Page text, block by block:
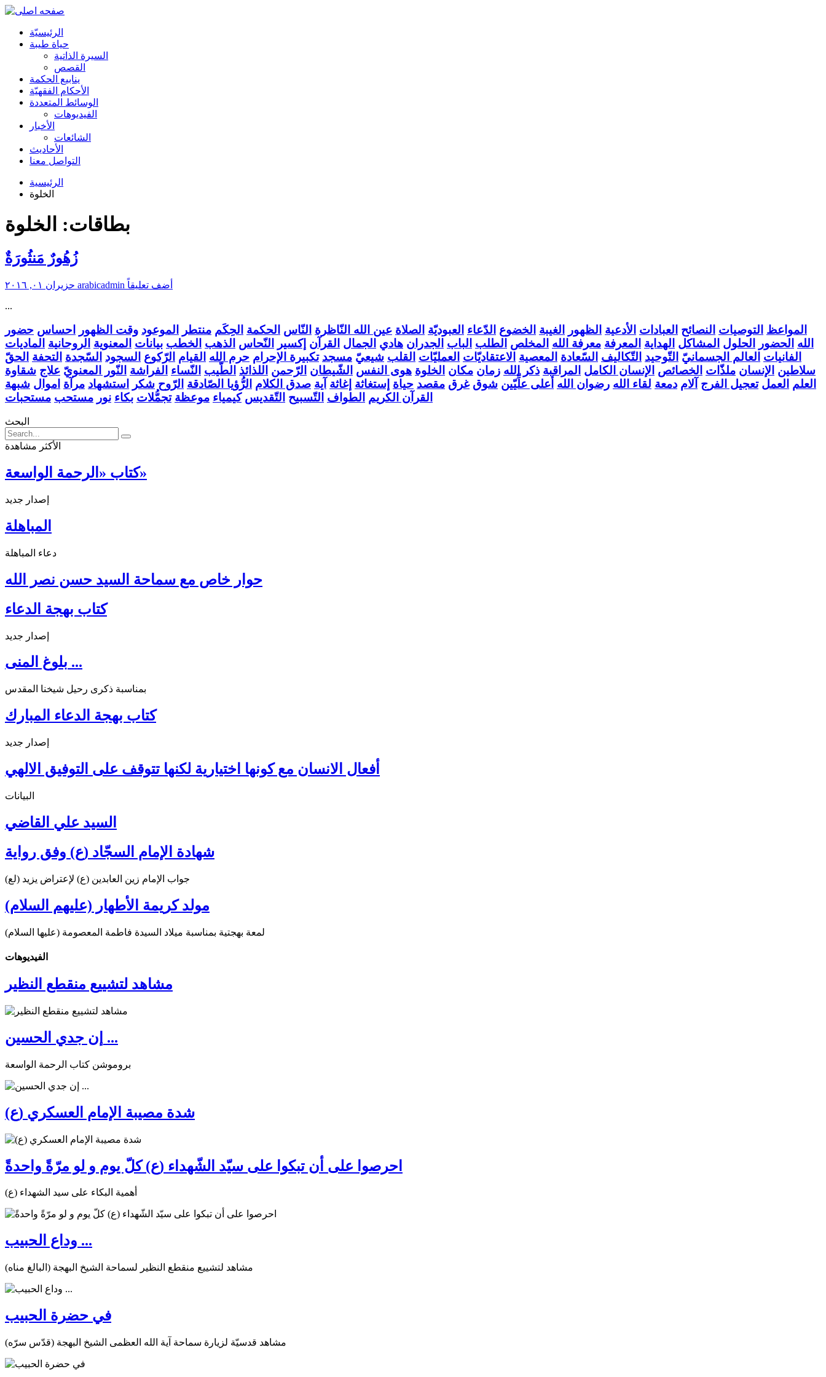
الرئیسیّة
حياة طيبة
السيرة الذاتية
القصص
ينابيع الحكمة
الأحکام الفقهیّة
الوسائط المتعددة
الفیدیوهات
الأخبار
الشائعات
الأحادیث
التواصل معنا
الرئيسية
الخلوة
بطاقات: الخلوة
زُهُورٌ مَنثُورَةٌ
arabicadmin أضف تعليقاً
...
المواعظ التوصيات النصائح العبادات الأدعية الظهور الغيبة الخضوع الدّعاء العبوديّة الصلاة عين الله النّاظرة النّاس الحكمة الحِكَم منتطر الموعود وقت الظهور احساس حضور
الله الحضور الحلول المشاكل الهداية المعرفة معرفة الله المخلص الطلب الباب الجدران هادي الجمال القرآن إكسير النّحاس الذهب الخطب بيانات المعنوية الروحانية الماديات
الفانيات العالم الجسمانيّ التّوحيد التّكاليف السّعادة المعصية الاعتقاديّات العمليّات القلب شيعيّ مسجد تكبيرة الإحرام حرم الله القيام الرّكوع السجود السّجدة التحفة الحقّ
سلاطين الإنسان ملذّات الخصائص الإنسان الكامل المراقبة ذكر الله زمان مكان الخلوة هوى النفس الشّيطان الرّحمن اللذائذ الطّيب النّساء الفراشة النّور المعنويّ علاج شقاوة
العلم
العمل تعجيل الفرج آلام دمعة لقاء الله رضوان الله أعلى علِّيّين شوق غرق مقصد حياة إستغاثة إغاثة آية صدق الكلام الرُّؤيا الصّادقة الرّوح شكر استشهاد مرآة اموال شبهة
القرآن الكريم
الطواف التّسبيح التّقديس كيمياء موعظة تجمُّلات بكاء نور مستحب مستحبات
البحث
الأكثر مشاهدة
كتاب «الرحمة الواسعة»
إصدار جديد
المباهلة
دعاء المباهلة
حوار خاص مع سماحة السيد حسن نصر الله
كتاب بهجة الدعاء
إصدار جديد
بلوغ المنى ...
بمناسبة ذكرى رحيل شيخنا المقدس
كتاب بهجة الدعاء المبارك
إصدار جديد
أفعال الانسان مع كونها اختيارية لكنها تتوقف على التوفيق الالهي
البيانات
السيد علي القاضي
شهادة الإمام السجّاد (ع) وفق رواية
جواب الإمام زين العابدين (ع) لإعتراض يزيد (لع)
مولد كريمة الأطهار (عليهم السلام)
لمعة بهجتية بمناسبة ميلاد السيدة فاطمة المعصومة (عليها السلام)
الفیدیوهات
مشاهد لتشييع منقطع النظير
إن جدي الحسين ...
بروموشن كتاب الرحمة الواسعة
شدة مصيبة الإمام العسكري (ع)
احرصوا على أن تبكوا على سيّد الشّهداء (ع) كلّ يوم و لو مرّةً واحدةً
أهمية البكاء على سيد الشهداء (ع)
وداع الحبيب ...
مشاهد لتشييع منقطع النظير لسماحة الشيخ البهجة (البالغ مناه)
في حضرة الحبيب
مشاهد قدسيّة لزيارة سماحة آية الله العظمى الشيخ البهجة (قدّس سرّه)